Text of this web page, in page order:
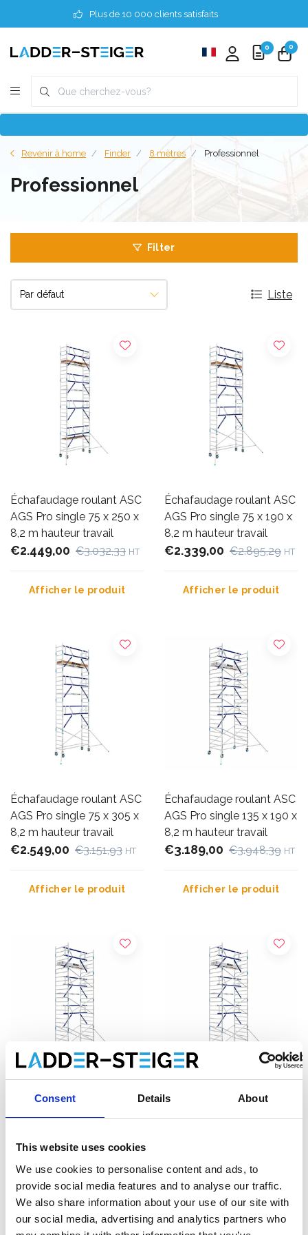
Consent Details About
This website uses cookies
We use cookies to personalise content and ads, to
provide social media features and to analyse our traffic.
We also share information about your use of our site with
our social media, advertising and analytics partners who
Plus de 10 000 clients satisfaits
0 0
Revenir à home Finder 8 mètres Professionnel
Professionnel
Filter
Liste
Échafaudage roulant ASC
AGS Pro single 75 x 250 x
8,2 m hauteur travail
€2.449,00 €3.032,33 HT
Afficher le produit
Échafaudage roulant ASC
AGS Pro single 75 x 190 x
8,2 m hauteur travail
€2.339,00 €2.895,29 HT
Afficher le produit
Échafaudage roulant ASC
AGS Pro single 75 x 305 x
8,2 m hauteur travail
€2.549,00 €3.151,93 HT
Afficher le produit
Échafaudage roulant ASC
AGS Pro single 135 x 190 x
8,2 m hauteur travail
€3.189,00 €3.948,39 HT
Afficher le produit
Échafaudage roulant ASC
AGS Pro single 135 x 250 x
€3.359,00 €4.167,97 HT
Afficher le produit
Échafaudage roulant ASC
AGS Pro single 135 x 305 x
Afficher le produit